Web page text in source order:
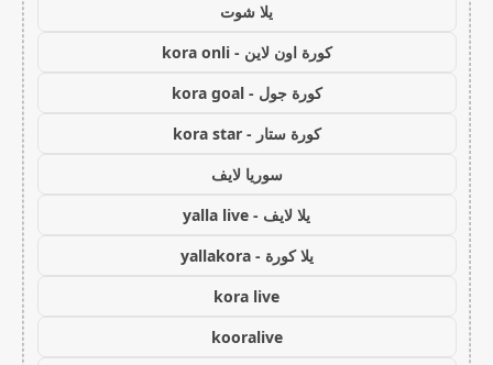
يلا شوت
كورة اون لاين - kora onli
كورة جول - kora goal
كورة ستار - kora star
سوريا لايف
يلا لايف - yalla live
يلا كورة - yallakora
kora live
kooralive